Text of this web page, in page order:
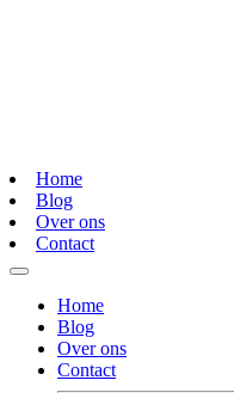
Home
Blog
Over ons
Contact
Home
Blog
Over ons
Contact